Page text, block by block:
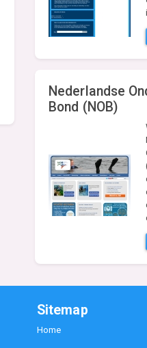
Nederlandse
Bond (NOB)
Sitemap
Home